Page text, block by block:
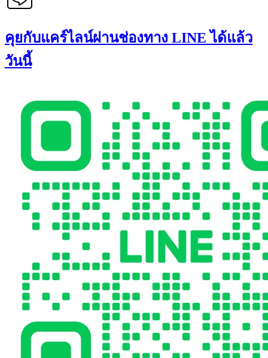
คุยกับแคร์ไลน์ผ่านช่องทาง LINE ได้แล้ว
วันนี้